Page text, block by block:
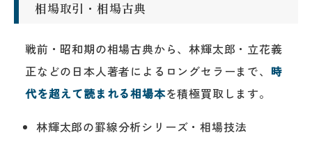
相場取引・相場古典
戦前・昭和期の相場古典から、林輝太郎・立花義
正などの日本人著者によるロングセラーまで、 時
代を超えて読まれる相場本を積極買取します。
林輝太郎の罫線分析シリーズ・相場技法